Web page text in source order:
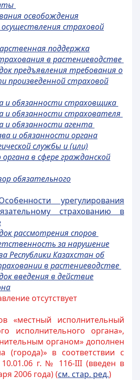
освобождения
страховой
поддержка
в растениеводстве
предъявления требования о
произведенной страховой
и обязанности страховщика
и обязанности страхователя
и обязанности агента
и обязанности органа
службы и (или)
в сфере гражданской
обязательного
урегулирования
страхованию в
рассмотрения споров
за нарушение
Республики Казахстан об
в растениеводстве
введения в действие
отсутствует
«местный исполнительный
исполнительного органа»,
органом» дополнен
(города)» в соответствии с
г. № 116-III (введен в
2006 года) (см. стар. ред.)